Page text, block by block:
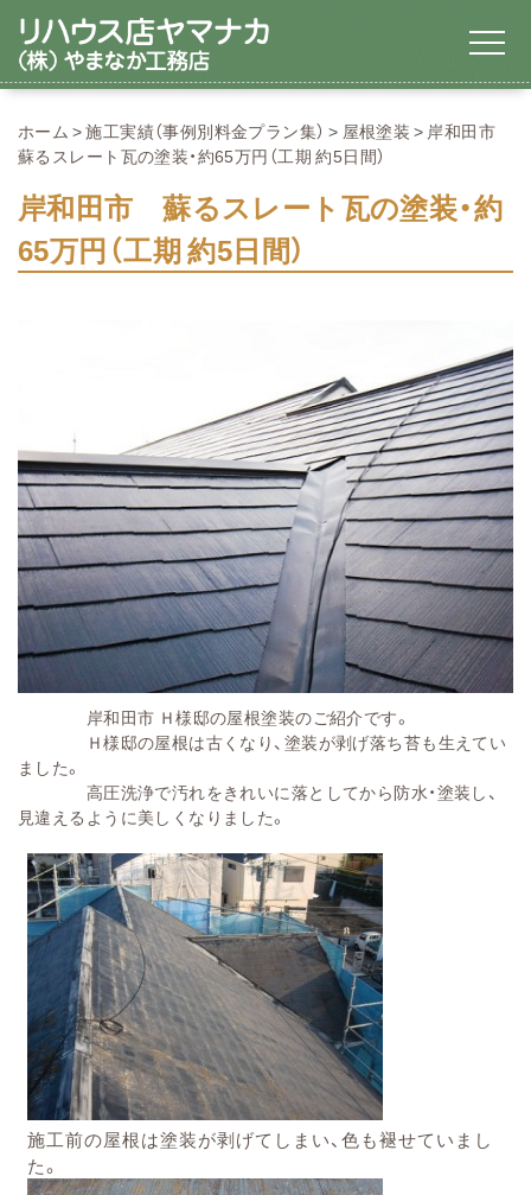
ホーム 施工実績（事例別料金プラン集） 屋根塗装
岸和田市
蘇るスレート瓦の塗装・約65万円（工期 約5日間）
岸和田市 蘇るスレート瓦の塗装・約
65万円（工期 約5日間）
岸和田市 Ｈ様邸の屋根塗装のご紹介です。
Ｈ様邸の屋根は古くなり、塗装が剥げ落ち苔も生えてい
ました。
高圧洗浄で汚れをきれいに落としてから防水・塗装し、
見違えるように美しくなりました。
施工前の屋根は塗装が剥げてしまい、色も褪せていまし
た。